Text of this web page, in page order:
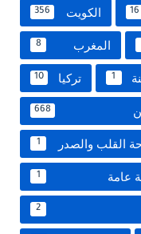
16 الكويت 356
المغرب 8
1 تركيا 10
668
القلب والصدر 1
عامة 1
2